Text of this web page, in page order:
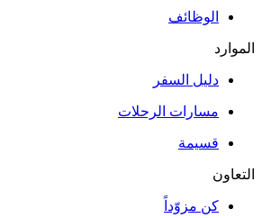
الوظائف
الموارد
دليل السفر
مسارات الرحلات
قسيمة
التعاون
كن مزوّداً